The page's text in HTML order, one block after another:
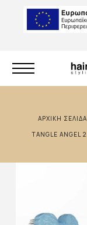
ΑΡΧΙΚΉ ΣΕΛΊΔΑ
TANGLE ANGEL 2.0 MATT SATIN BLUE ΒΟΎΡΤΣΑ ΜΑΛΛΙΏΝ ΓΙΑ